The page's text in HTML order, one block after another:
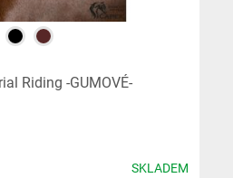
Riding -GUMOVÉ-
SKLADEM